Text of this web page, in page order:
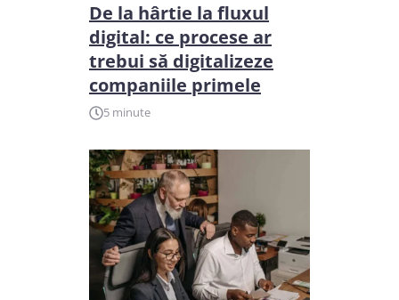
De la hârtie la fluxul
digital: ce procese ar
trebui să digitalizeze
companiile primele
5 minute